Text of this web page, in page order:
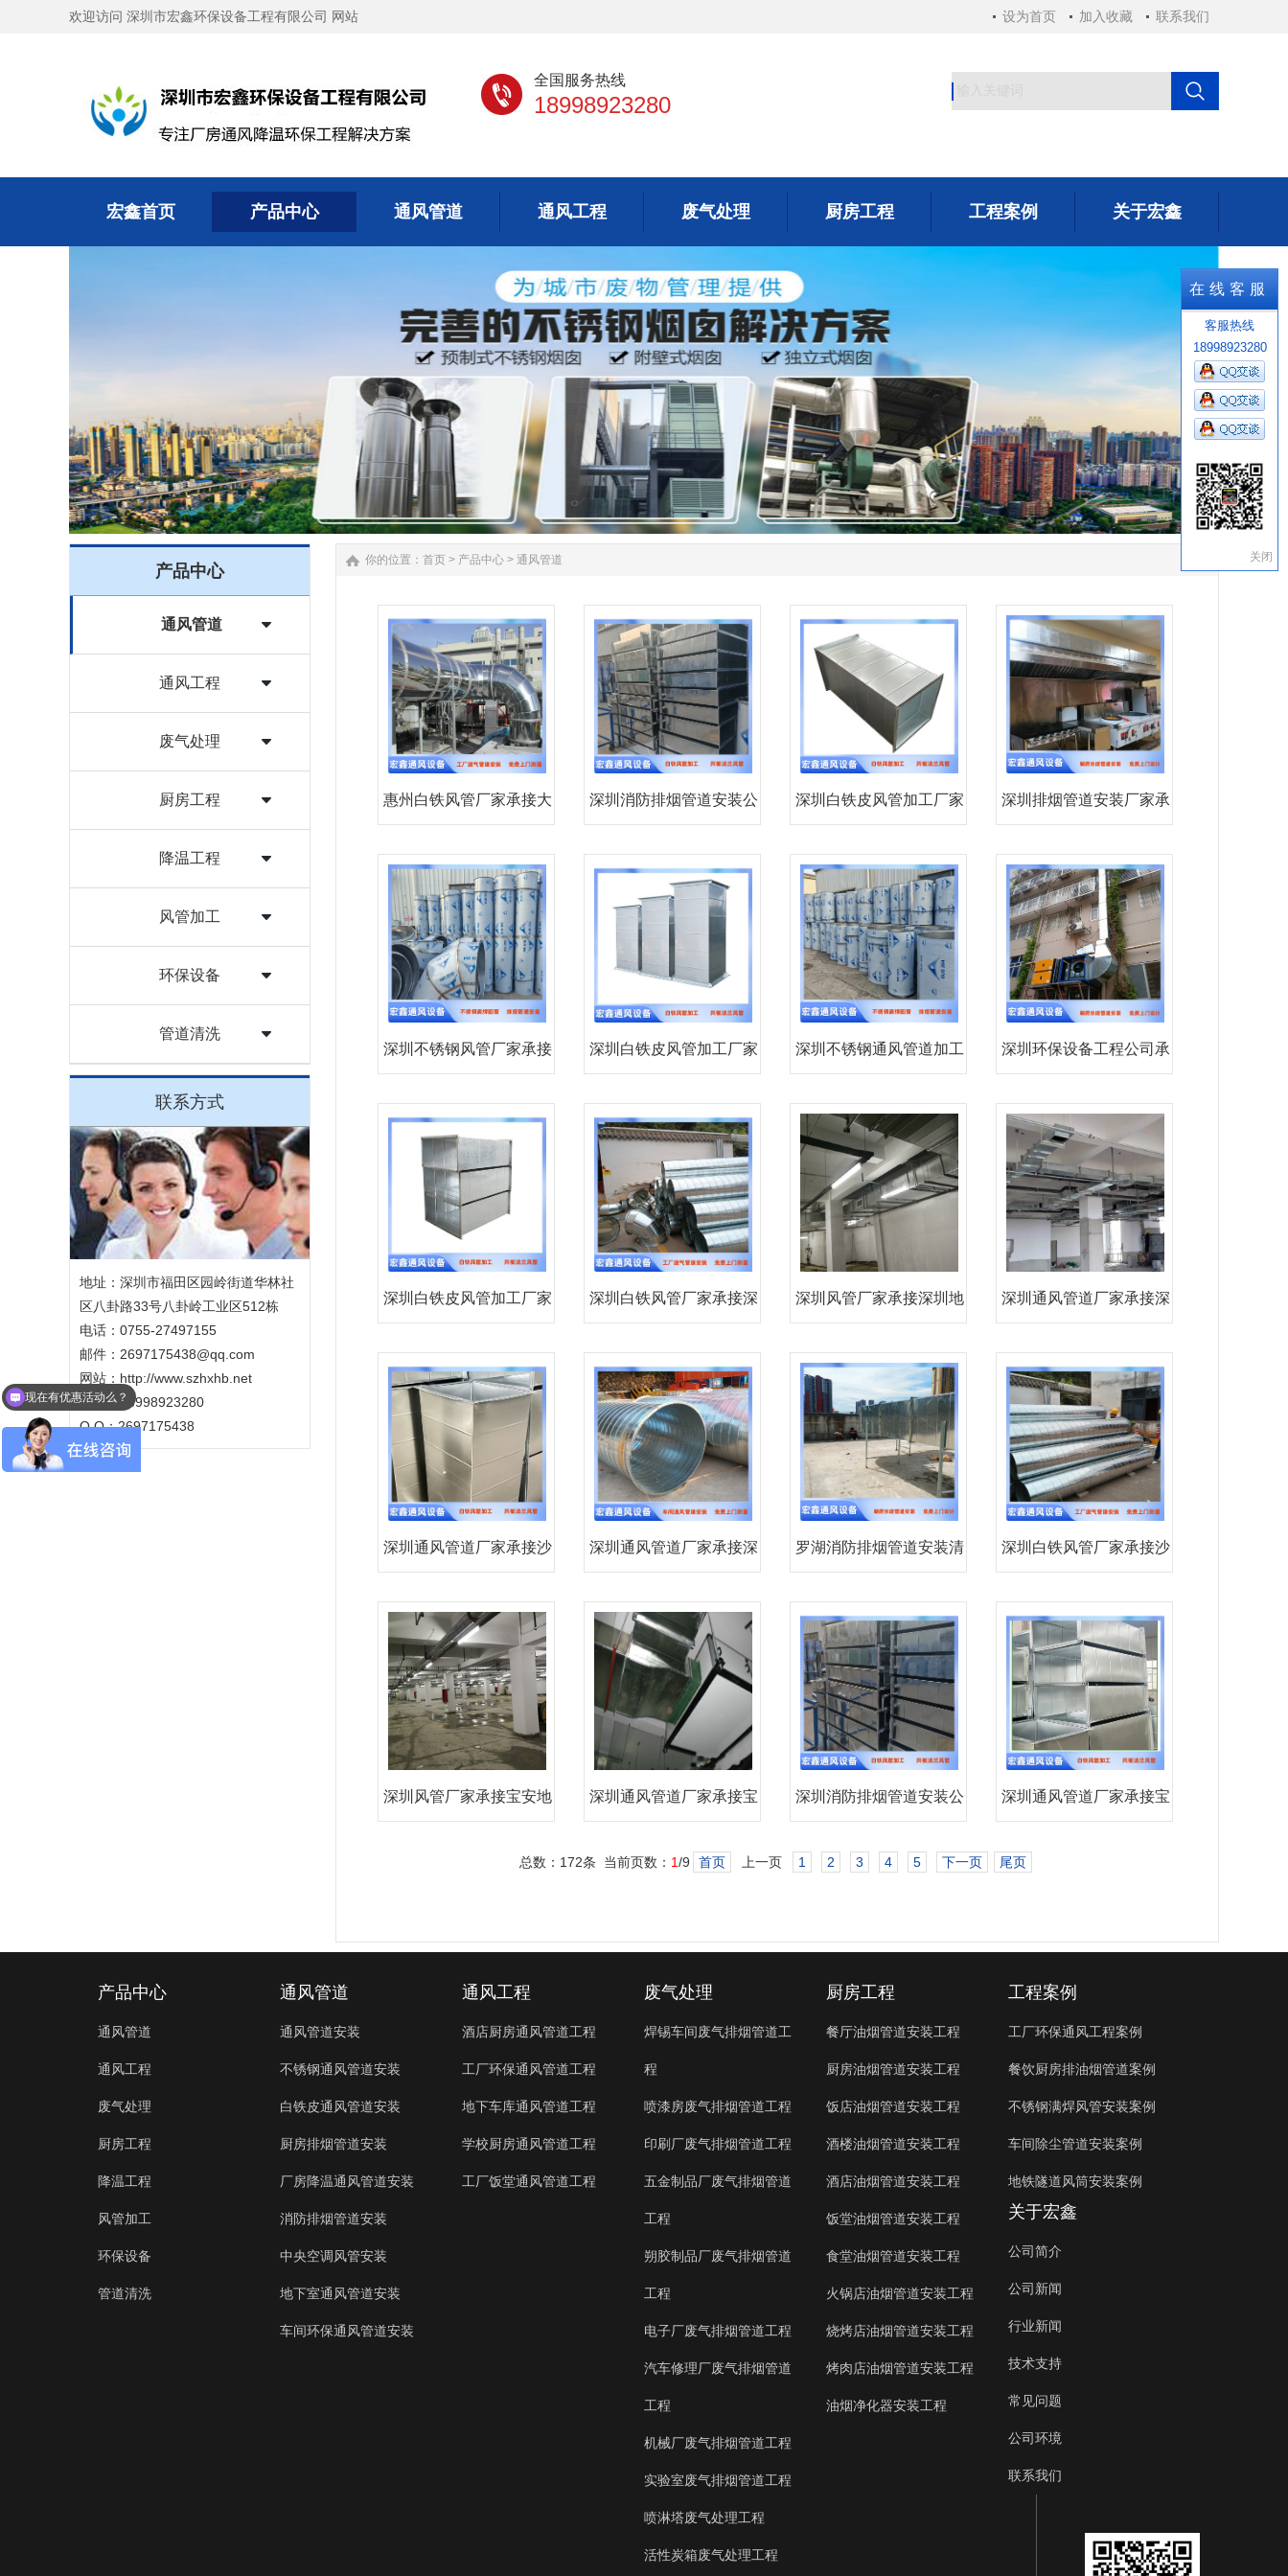
欢迎访问 深圳市宏鑫环保设备工程有限公司 网站 设为首页 加入收藏 联系我们
全国服务热线
18998923280
宏鑫首页 产品中心 通风管道 通风工程 废气处理 厨房工程 工程案例 关于宏鑫
产品中心
通风管道
通风工程
废气处理
厨房工程
降温工程
风管加工
环保设备
管道清洗
联系方式
地址：深圳市福田区园岭街道华林社
区八卦路33号八卦岭工业区512栋
电话：0755-27497155
邮件：2697175438@qq.com
网站：http://www.szhxhb.net
手机：18998923280
Q Q：2697175438
你的位置： 首页 > 产品中心 > 通风管道
惠州白铁风管厂家承接大 深圳消防排烟管道安装公 深圳白铁皮风管加工厂家 深圳排烟管道安装厂家承
深圳不锈钢风管厂家承接 深圳白铁皮风管加工厂家 深圳不锈钢通风管道加工 深圳环保设备工程公司承
深圳白铁皮风管加工厂家 深圳白铁风管厂家承接深 深圳风管厂家承接深圳地 深圳通风管道厂家承接深
深圳通风管道厂家承接沙 深圳通风管道厂家承接深 罗湖消防排烟管道安装清 深圳白铁风管厂家承接沙
深圳风管厂家承接宝安地 深圳通风管道厂家承接宝 深圳消防排烟管道安装公 深圳通风管道厂家承接宝
总数：172条 当前页数： 1/9 首页 上一页 1 2 3 4 5 下一页 尾页
产品中心
通风管道
通风工程
废气处理
厨房工程
降温工程
风管加工
环保设备
管道清洗
通风管道
通风管道安装
不锈钢通风管道安装
白铁皮通风管道安装
厨房排烟管道安装
厂房降温通风管道安装
消防排烟管道安装
中央空调风管安装
地下室通风管道安装
车间环保通风管道安装
通风工程
酒店厨房通风管道工程
工厂环保通风管道工程
地下车库通风管道工程
学校厨房通风管道工程
工厂饭堂通风管道工程
废气处理
焊锡车间废气排烟管道工
程
喷漆房废气排烟管道工程
印刷厂废气排烟管道工程
五金制品厂废气排烟管道
工程
朔胶制品厂废气排烟管道
工程
电子厂废气排烟管道工程
汽车修理厂废气排烟管道
工程
机械厂废气排烟管道工程
实验室废气排烟管道工程
喷淋塔废气处理工程
活性炭箱废气处理工程
厨房工程
餐厅油烟管道安装工程
厨房油烟管道安装工程
饭店油烟管道安装工程
酒楼油烟管道安装工程
酒店油烟管道安装工程
饭堂油烟管道安装工程
食堂油烟管道安装工程
火锅店油烟管道安装工程
烧烤店油烟管道安装工程
烤肉店油烟管道安装工程
油烟净化器安装工程
工程案例
工厂环保通风工程案例
餐饮厨房排油烟管道案例
不锈钢满焊风管安装案例
车间除尘管道安装案例
地铁隧道风筒安装案例
关于宏鑫
公司简介
公司新闻
行业新闻
技术支持
常见问题
公司环境
联系我们
在线客服
客服热线
18998923280
关闭
可以介绍下你们的产品么？
现在有优惠活动么？